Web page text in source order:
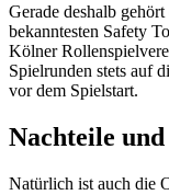
Gerade deshalb
bekanntesten Safety
Kölner
Spielrunden stets auf
vor dem Spielstart.
Nachteile
Natürlich ist auch die